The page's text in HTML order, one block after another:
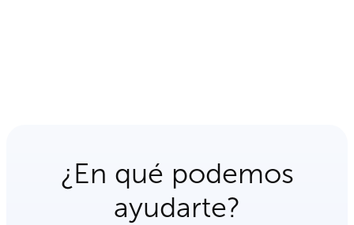
¿En qué podemos
ayudarte?